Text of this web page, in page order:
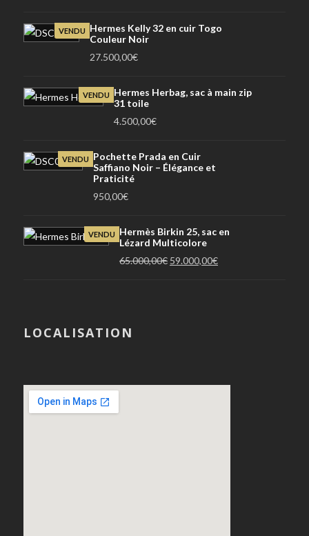
VENDU
Hermes Kelly 32 en cuir Togo
Couleur Noir
27.500,00€
VENDU
Hermes Herbag, sac à main zip
31 toile
4.500,00€
VENDU
Pochette Prada en Cuir
Saffiano Noir – Élégance et
Praticité
950,00€
VENDU
Hermès Birkin 25, sac en
Lézard Multicolore
65.000,00€ Le
59.000,00€Le
LOCALISATION